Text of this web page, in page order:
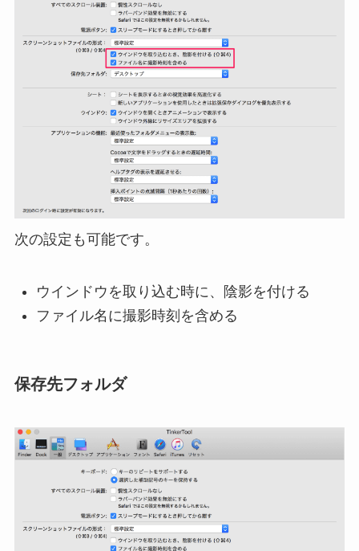
次の設定も可能です。
ウインドウを取り込む時に、陰影を付ける
ファイル名に撮影時刻を含める
保存先フォルダ